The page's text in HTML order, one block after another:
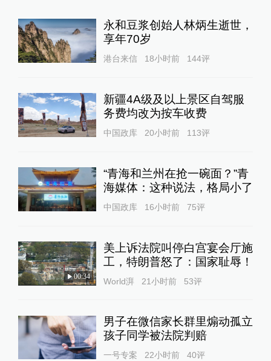
永和豆浆创始人林炳生逝世，
享年70岁
港台来信 18小时前 144评
新疆4A级及以上景区自驾服
务费均改为按车收费
中国政库 20小时前 113评
“青海和兰州在抢一碗面？”青
海媒体：这种说法，格局小了
中国政库 16小时前 75评
00:34
美上诉法院叫停白宫宴会厅施
工，特朗普怒了：国家耻辱！
World湃 21小时前 53评
男子在微信家长群里煽动孤立
孩子同学被法院判赔
一号专案 22小时前 40评